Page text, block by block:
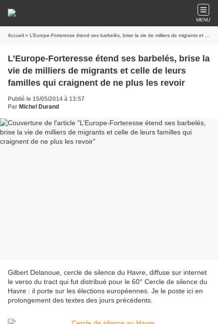
MENU
Accueil » L’Europe-Forteresse étend ses barbelés, brise la vie de milliers de migrants et celle de leurs familles qui craignent de ne plus les revoir
L’Europe-Forteresse étend ses barbelés, brise la
vie de milliers de migrants et celle de leurs
familles qui craignent de ne plus les revoir
Publié le 15/05/2014 à 13:57
Par Michel Durand
Gilbert Delanoue, cercle de silence du Havre, diffuse sur internet
le verso du tract qui fut distribué pour le 60° Cercle de silence du
Havre : il porte sur les élections européennes. Je le poste ici en
prolongement des textes des jours précédents.